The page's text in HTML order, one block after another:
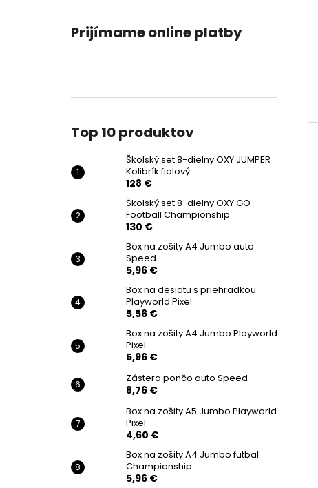
Prijímame online platby
Top 10 produktov
Školský set 8-dielny OXY JUMPER
Kolibrík fialový
128 €
Školský set 8-dielny OXY GO
Football Championship
130 €
Box na zošity A4 Jumbo auto
Speed
5,96 €
Box na desiatu s priehradkou
Playworld Pixel
5,56 €
Box na zošity A4 Jumbo Playworld
Pixel
5,96 €
Zástera pončo auto Speed
8,76 €
Box na zošity A5 Jumbo Playworld
Pixel
4,60 €
Box na zošity A4 Jumbo futbal
Championship
5,96 €